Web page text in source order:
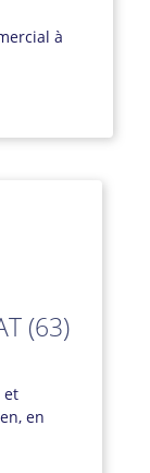
à
(63)
et
en